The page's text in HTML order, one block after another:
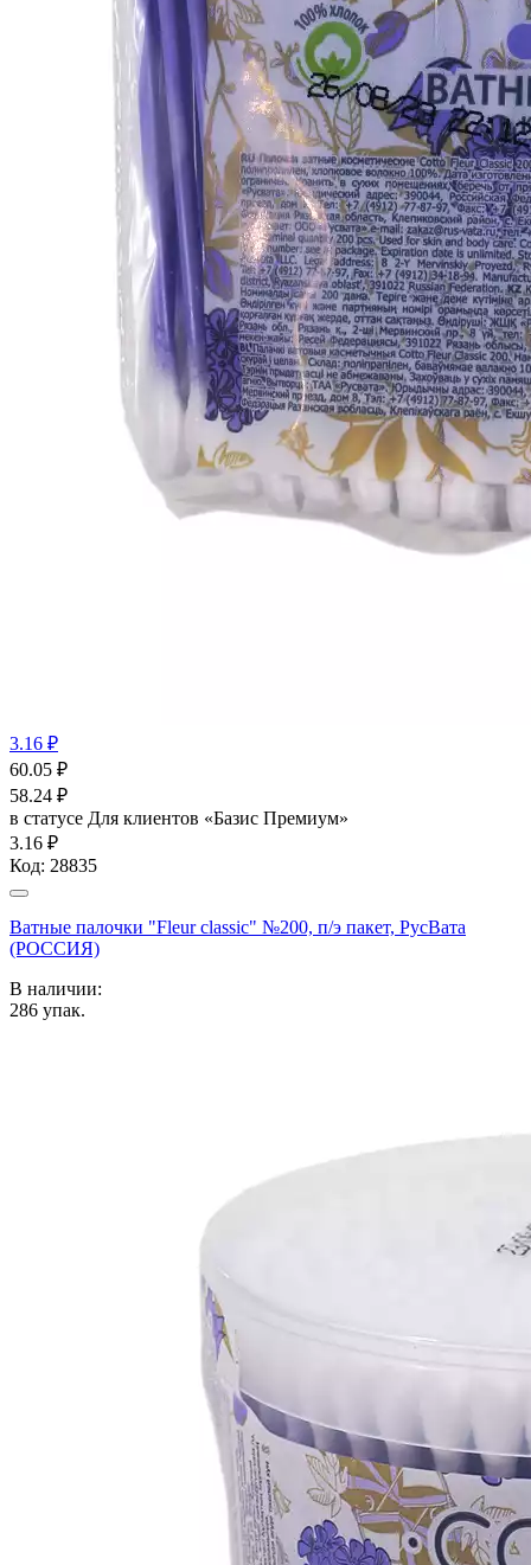
3.16 ₽
60.05 ₽
58.24 ₽
в статусе Для клиентов «Базис Премиум»
3.16 ₽
Код: 28835
Ватные палочки "Fleur classic" №200, п/э пакет, РусВата
(РОССИЯ)
В наличии:
286 упак.